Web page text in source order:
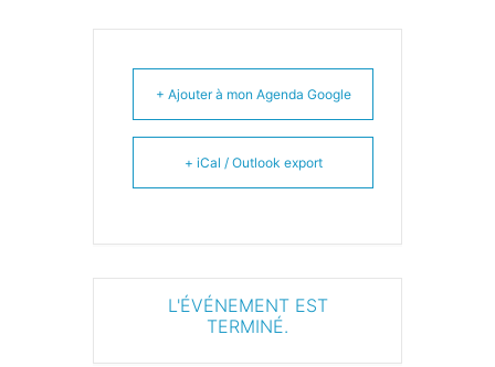
+ Ajouter à mon Agenda Google
+ iCal / Outlook export
L'ÉVÉNEMENT EST
TERMINÉ.